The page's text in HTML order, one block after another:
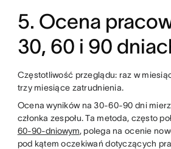
5. Ocena
30, 60 i 90
Częstotliwość przeglądu: raz w
trzy miesiące zatrudnienia.
Ocena wyników na 30-60-90 dni
członka zespołu. Ta metoda, często
60-90-dniowym, polega na ocenie
pod kątem oczekiwań dotyczących